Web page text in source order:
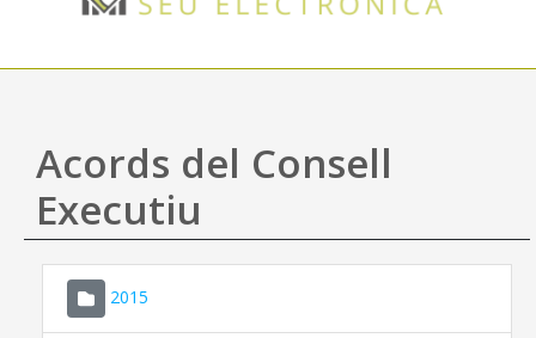
Accés i seguretat
Utilitats
Ajuda
Acords del Consell
Executiu
2015